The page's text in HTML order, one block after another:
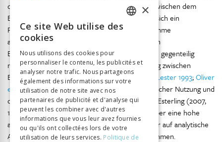
die US-Bundesstaaten keinen Zusammenhang zwischen dem
Bildungsgrad und der Differenziertheit, mit der sich ein
Parlamentsmitglied mit einer politischen Massnahme
auseinandersetzt. Studien zu anderen politischen
Entscheidungsträgerinnen und trägern sprechen gegenteilig
mehrheitlich für einen negativen Zusammenhang zwischen
Bildung und analytischer Nutzung (Askim 2009 Lester 1993;Oliver
et al. 2014). Der Zusammenhang zwischen politischer Nutzung und
dem Bildungsgrad ist kaum spezifisch erforscht. Esterling (2007,
106) stellt fest, dass Parlamentsmitglieder, die über eine hohe
analytische Kapazität verfügen, in Debatten öfter auf analytische
Aspekte einer politischen Massnahme Bezug nehmen.
ITALIAN
×
Ce site Web utilise des
cookies
Nous utilisons des cookies pour
personnaliser le contenu, les publicités et
analyser notre trafic. Nous partageons
également des informations sur votre
utilisation de notre site avec nos
partenaires de publicité et d'analyse qui
peuvent les combiner avec d'autres
informations que vous leur avez fournies
ou qu'ils ont collectées lors de votre
utilisation de leurs services. Politique de